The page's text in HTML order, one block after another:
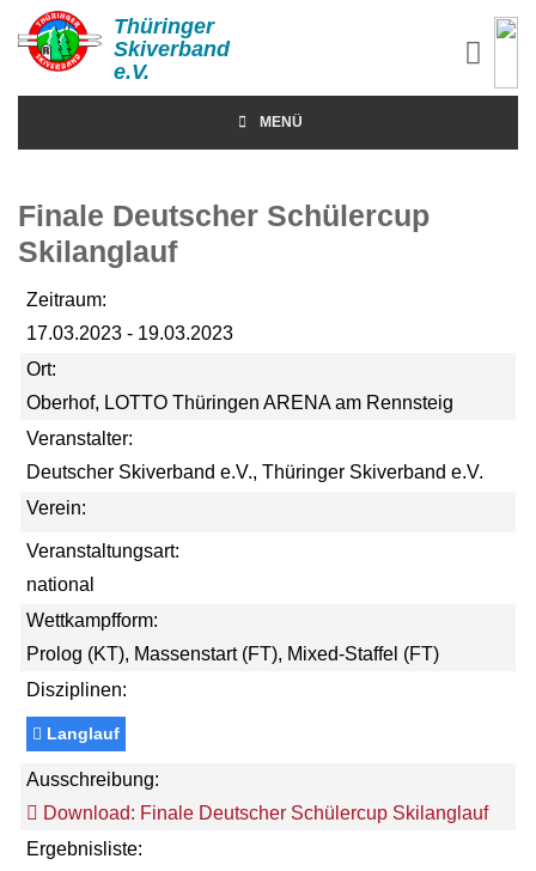
Thüringer
Skiverband
e.V.
MENÜ
Finale Deutscher Schülercup
Skilanglauf
Zeitraum:
17.03.2023 - 19.03.2023
Ort:
Oberhof, LOTTO Thüringen ARENA am Rennsteig
Veranstalter:
Deutscher Skiverband e.V., Thüringer Skiverband e.V.
Verein:
Veranstaltungsart:
national
Wettkampfform:
Prolog (KT), Massenstart (FT), Mixed-Staffel (FT)
Disziplinen:
Langlauf
Ausschreibung:
Download: Finale Deutscher Schülercup Skilanglauf
Ergebnisliste: